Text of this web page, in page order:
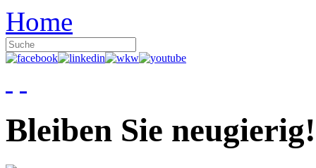
Home
Bleiben Sie neugierig!